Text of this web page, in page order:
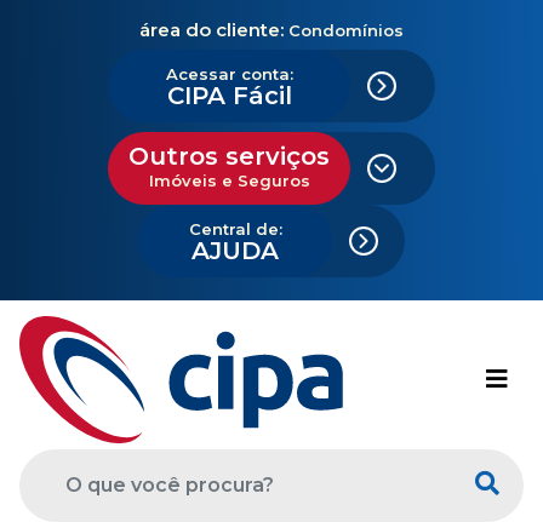
área do cliente: Condomínios
Acessar conta:
CIPA Fácil
Outros serviços
Imóveis e Seguros
Central de:
AJUDA